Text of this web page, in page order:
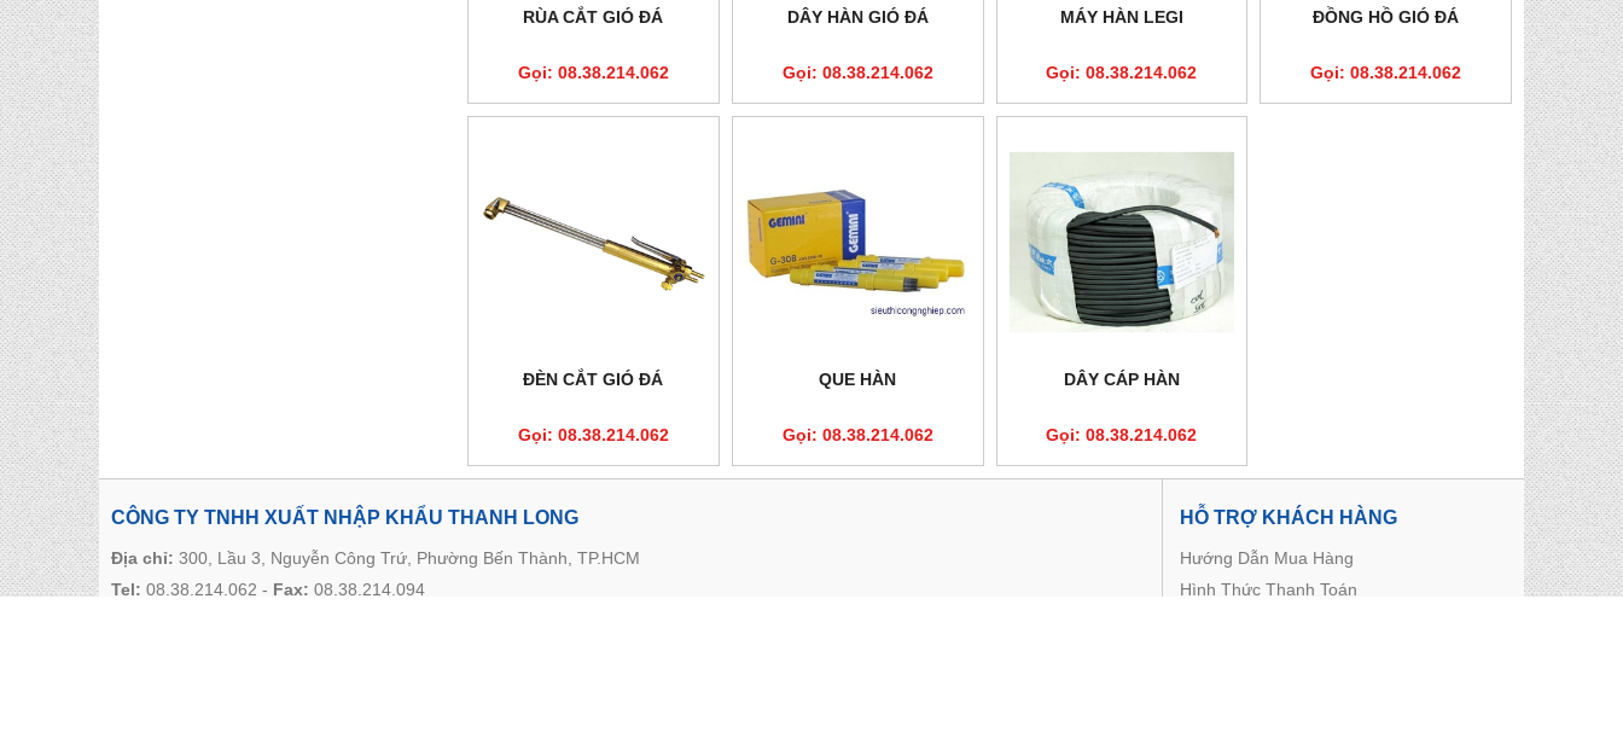
RÙA CẮT GIÓ ĐÁ
Gọi: 08.38.214.062
DÂY HÀN GIÓ ĐÁ
Gọi: 08.38.214.062
MÁY HÀN LEGI
Gọi: 08.38.214.062
ĐỒNG HỒ GIÓ ĐÁ
Gọi: 08.38.214.062
ĐÈN CẮT GIÓ ĐÁ
Gọi: 08.38.214.062
QUE HÀN
Gọi: 08.38.214.062
DÂY CÁP HÀN
Gọi: 08.38.214.062
CÔNG TY TNHH XUẤT NHẬP KHẨU THANH LONG
Địa chỉ: 300, Lầu 3, Nguyễn Công Trứ, Phường Bến Thành, TP.HCM
Tel: 08.38.214.062 - Fax: 08.38.214.094
HỖ TRỢ KHÁCH HÀNG
Hướng Dẫn Mua Hàng
Hình Thức Thanh Toán